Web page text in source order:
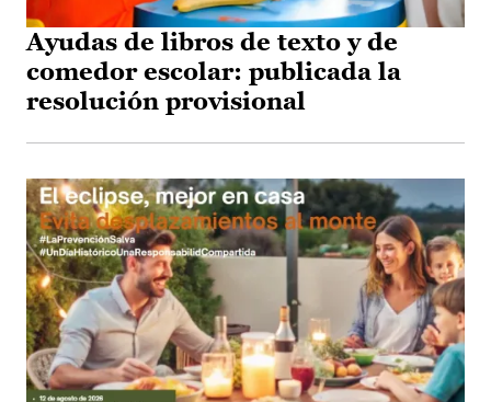
Ayudas de libros de texto y de
comedor escolar: publicada la
resolución provisional